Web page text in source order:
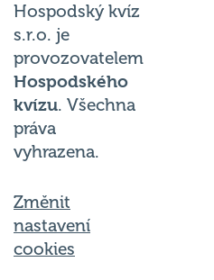
Hospodský kvíz
s.r.o. je
provozovatelem
Hospodského
kvízu. Všechna
práva
vyhrazena.
Změnit
nastavení
cookies